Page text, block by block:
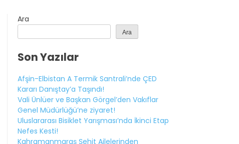
Ara
Ara
Son Yazılar
Afşin-Elbistan A Termik Santrali’nde ÇED
Kararı Danıştay’a Taşındı!
Vali Ünlüer ve Başkan Görgel’den Vakıflar
Genel Müdürlüğü’ne ziyaret!
Uluslararası Bisiklet Yarışması’nda İkinci Etap
Nefes Kesti!
Kahramanmaraş Şehit Ailelerinden